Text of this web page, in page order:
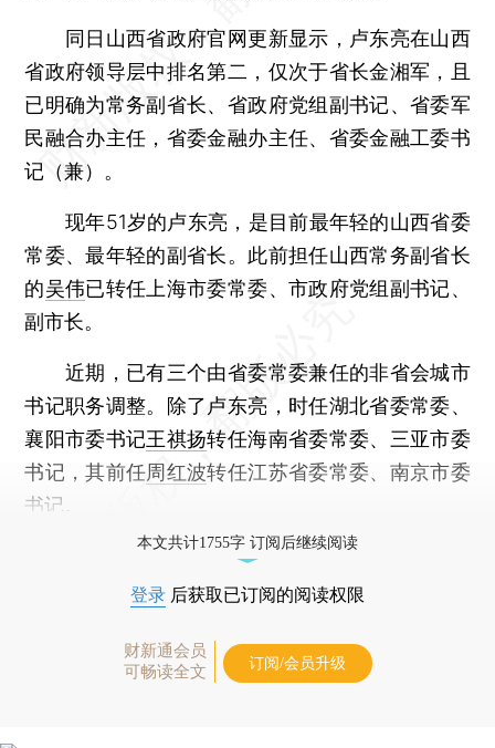
同日山西省政府官网更新显示，卢东亮在山西
省政府领导层中排名第二，仅次于省长金湘军，且
已明确为常务副省长、省政府党组副书记、省委军
民融合办主任，省委金融办主任、省委金融工委书
记（兼）。
现年51岁的卢东亮，是目前最年轻的山西省委
常委、最年轻的副省长。此前担任山西常务副省长
的吴伟已转任上海市委常委、市政府党组副书记、
副市长。
近期，已有三个由省委常委兼任的非省会城市
书记职务调整。除了卢东亮，时任湖北省委常委、
襄阳市委书记王祺扬转任海南省委常委、三亚市委
书记，其前任周红波转任江苏省委常委、南京市委
书记。
本文共计1755字 订阅后继续阅读
登录 后获取已订阅的阅读权限
财新通会员
可畅读全文
订阅/会员升级